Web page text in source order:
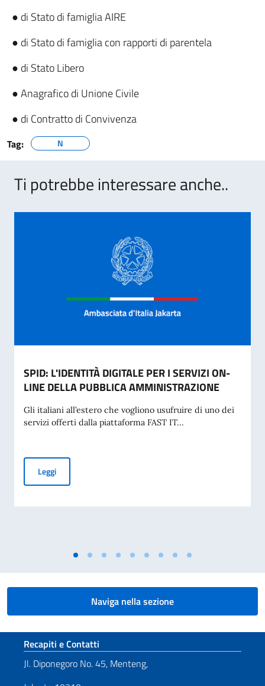
● di Stato di famiglia AIRE
● di Stato di famiglia con rapporti di parentela
● di Stato Libero
● Anagrafico di Unione Civile
● di Contratto di Convivenza
Tag: N
Ti potrebbe interessare anche..
SPID: L'IDENTITÀ DIGITALE PER I SERVIZI ON-
LINE DELLA PUBBLICA AMMINISTRAZIONE
Gli italiani all’estero che vogliono usufruire di uno dei
servizi offerti dalla piattaforma FAST IT...
LeggiSPID: L'IDENTITÀ DIGITALE PER I SERVIZI ON-LINE
Naviga nella sezione
Sezione footer
Recapiti e Contatti
Jl. Diponegoro No. 45, Menteng,